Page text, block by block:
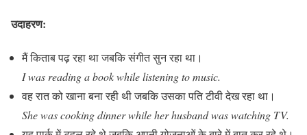
उदाहरण:
मैं किताब पढ़ रहा था जबकि संगीत सुन रहा था।
I was reading a book while listening to music.
वह रात को खाना बना रही थी जबकि उसका पति टीवी देख रहा था।
She was cooking dinner while her husband was watching TV.